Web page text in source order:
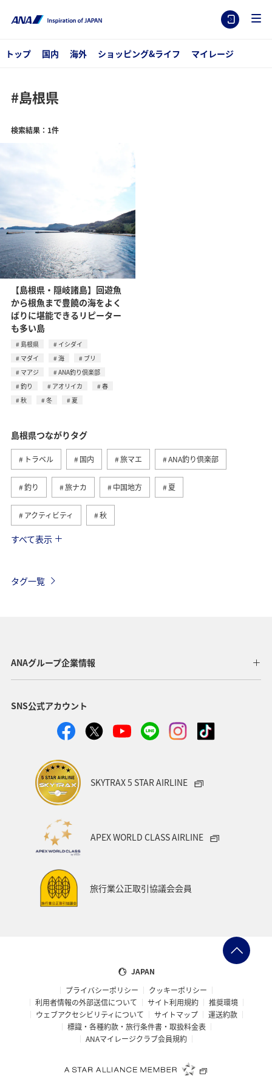
トップ 国内 海外 ショッピング&ライフ マイレージ
#島根県
検索結果：1件
【島根県・隠岐諸島】回遊魚
から根魚まで豊饒の海をよく
ばりに堪能できるリピーター
も多い島
島根県
イシダイ
マダイ
海
ブリ
マアジ
ANA釣り倶楽部
釣り
アオリイカ
春
秋
冬 夏
島根県つながりタグ
トラベル 国内 旅マエ ANA釣り倶楽部
釣り 旅ナカ 中国地方 夏
アクティビティ 秋
京都府
マダイ 海 ブリ マアジ アオリイカ
冬
すべて表示
タグ一覧
ANAグループ企業情報
SNS公式アカウント
SKYTRAX 5 STAR AIRLINE
APEX WORLD CLASS AIRLINE
旅行業公正取引協議会会員
JAPAN
プライバシーポリシー
クッキーポリシー
利用者情報の外部送信について
サイト利用規約
推奨環境
ウェブアクセシビリティについて
サイトマップ
運送約款
標識・各種約款・旅行条件書・取扱料金表
ANAマイレージクラブ会員規約